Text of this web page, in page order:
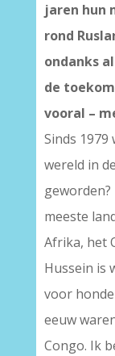
jaren hun
rond
ondanks
de
vooral –
Sinds 1979
wereld in
meeste
Afrika, het
Hussein is
voor
eeuw
Congo. Ik